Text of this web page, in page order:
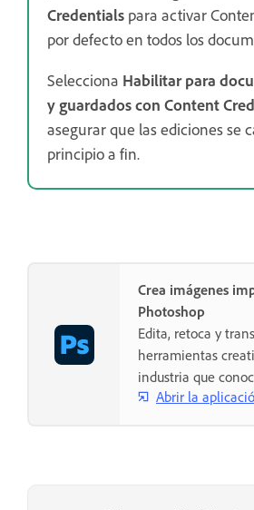
Credentials para activar
por defecto en todos los
Selecciona Habilitar para
y guardados con Content
asegurar que las ediciones se
principio a fin.
Crea imágenes
Photoshop
Edita, retoca y
herramientas
industria que
Abrir la